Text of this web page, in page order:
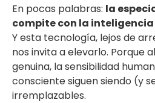
En pocas palabras: la
compite con la
Y esta tecnología, lejos de
nos invita a elevarlo. Porque
genuina, la sensibilidad
consciente siguen siendo (y
irremplazables.